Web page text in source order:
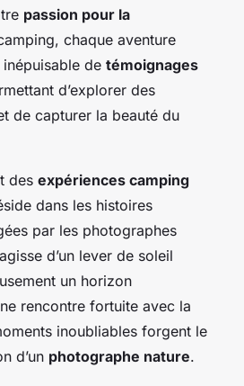
passion pour la
chaque aventure
de témoignages
d’explorer des
de capturer la beauté du
des expériences camping
dans les histoires
par les photographes
d’un lever de soleil
un horizon
rencontre fortuite avec la
inoubliables forgent le
d’un photographe nature.